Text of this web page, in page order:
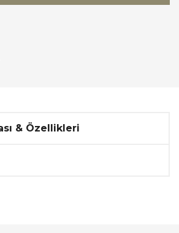
& Özellikleri